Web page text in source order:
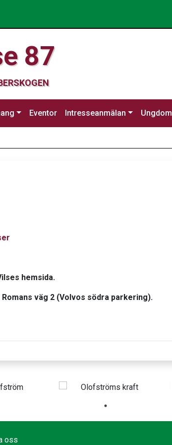
87
Eventor Intresseanmälan Ungdom
hemsida.
väg 2 (Volvos södra parkering).
oss